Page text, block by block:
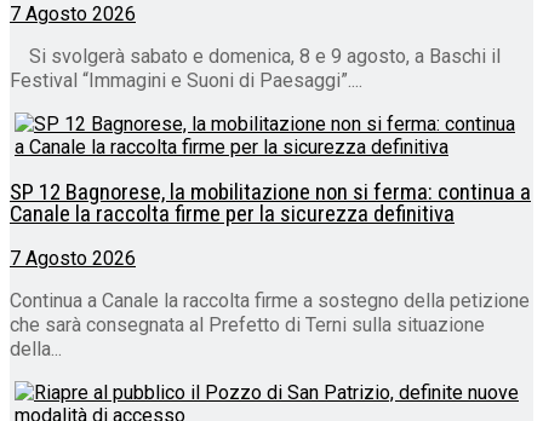
7 Agosto 2026
Si svolgerà sabato e domenica, 8 e 9 agosto, a Baschi il
Festival “Immagini e Suoni di Paesaggi”....
SP 12 Bagnorese, la mobilitazione non si ferma: continua a
Canale la raccolta firme per la sicurezza definitiva
7 Agosto 2026
Continua a Canale la raccolta firme a sostegno della petizione
che sarà consegnata al Prefetto di Terni sulla situazione
della...